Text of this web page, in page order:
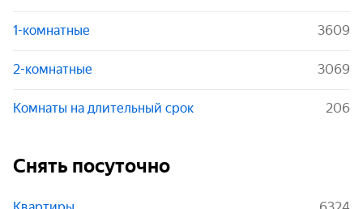
1-комнатные 3609
2-комнатные 3069
Комнаты на длительный срок 206
Снять посуточно